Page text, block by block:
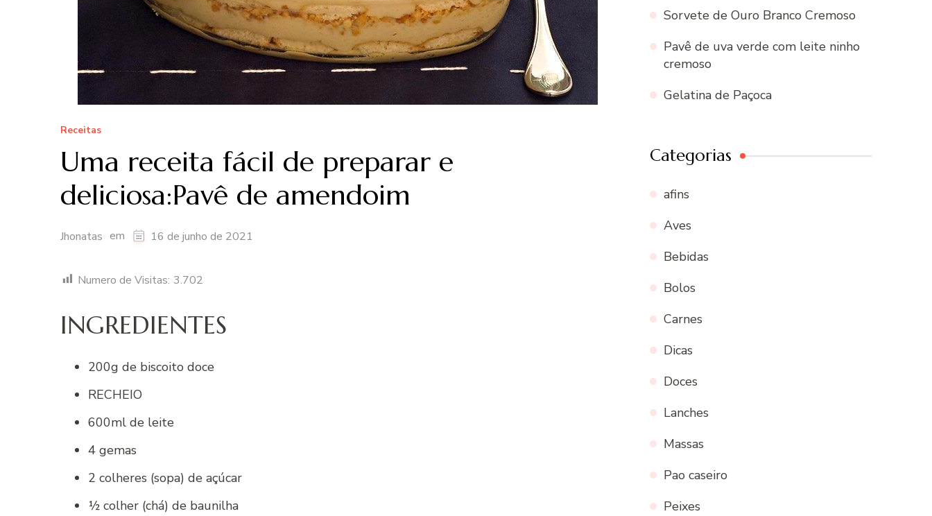
Receitas
Uma receita fácil de preparar e
deliciosa:Pavê de amendoim
Jhonatas em 16 de junho de 2021
Numero de Visitas: 3.702
INGREDIENTES
200g de biscoito doce
RECHEIO
600ml de leite
4 gemas
2 colheres (sopa) de açúcar
½ colher (chá) de baunilha
Sorvete de Ouro Branco Cremoso
Pavê de uva verde com leite ninho
cremoso
Gelatina de Paçoca
Categorias
afins
Aves
Bebidas
Bolos
Carnes
Dicas
Doces
Lanches
Massas
Pao caseiro
Peixes